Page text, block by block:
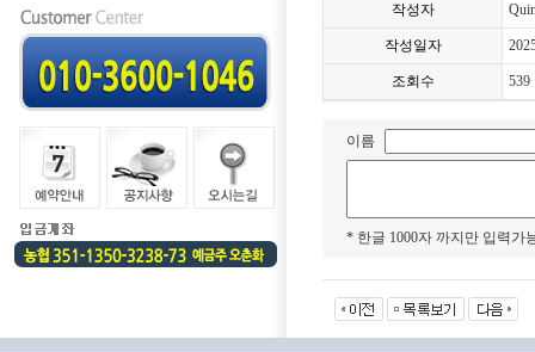
작성자
작성일자
조회수 539
이름
* 한글 1000자 까지만 입력가